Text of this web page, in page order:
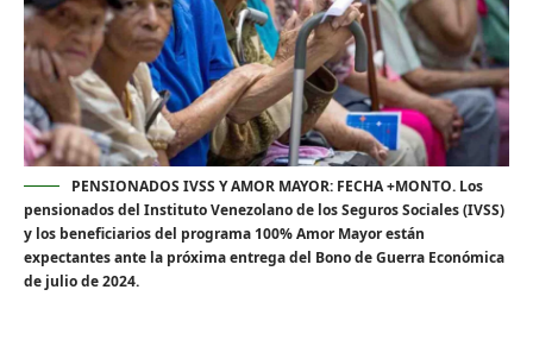
PENSIONADOS IVSS Y AMOR MAYOR: FECHA +MONTO. Los
pensionados del Instituto Venezolano de los Seguros Sociales (IVSS)
y los beneficiarios del programa 100% Amor Mayor están
expectantes ante la próxima entrega del Bono de Guerra Económica
de julio de 2024.